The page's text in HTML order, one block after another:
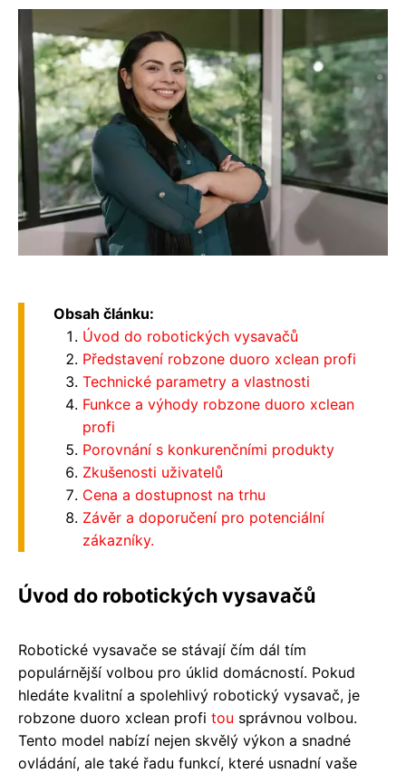
Obsah článku:
Úvod do robotických vysavačů
Představení robzone duoro xclean profi
Technické parametry a vlastnosti
Funkce a výhody robzone duoro xclean
profi
Porovnání s konkurenčními produkty
Zkušenosti uživatelů
Cena a dostupnost na trhu
Závěr a doporučení pro potenciální
zákazníky.
Úvod do robotických vysavačů
Robotické vysavače se stávají čím dál tím
populárnější volbou pro úklid domácností. Pokud
hledáte kvalitní a spolehlivý robotický vysavač, je
robzone duoro xclean profi tou správnou volbou.
Tento model nabízí nejen skvělý výkon a snadné
ovládání, ale také řadu funkcí, které usnadní vaše